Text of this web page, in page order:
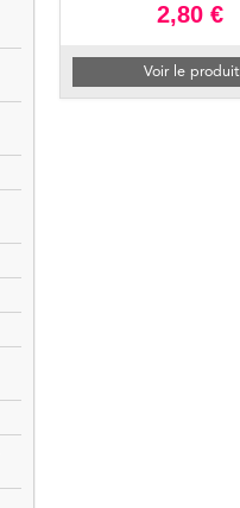
2,80 €
Voir le produit